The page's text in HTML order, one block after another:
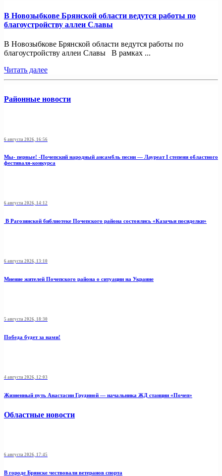
В Новозыбкове Брянской области ведутся работы по
благоустройству аллеи Славы
В Новозыбкове Брянской области ведутся работы по
благоустройству аллеи Славы В рамках ...
Читать далее
Районные новости
6 августа 2026, 16:56
Мы- первые! -Почепский народный ансамбль песни — Лауреат I степени областного
фестиваля-конкурса
6 августа 2026, 14:12
В Рагозинской библиотеке Почепского района состоялись «Казачьи посиделки»
6 августа 2026, 13:10
Мнение жителей Почепского района о ситуации на Украине
5 августа 2026, 18:30
Победа будет за нами!
4 августа 2026, 12:03
Жизненный путь Анастасии Грудиной — начальника ЖД станции «Почеп»
Областные новости
6 августа 2026, 17:45
В городе Брянске чествовали ветеранов спорта